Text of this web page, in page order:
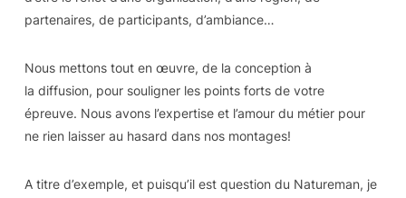
partenaires, de participants, d’ambiance…
Nous mettons tout en œuvre, de la conception à
la diffusion, pour souligner les points forts de votre
épreuve. Nous avons l’expertise et l’amour du métier pour
ne rien laisser au hasard dans nos montages!
A titre d’exemple, et puisqu’il est question du Natureman, je